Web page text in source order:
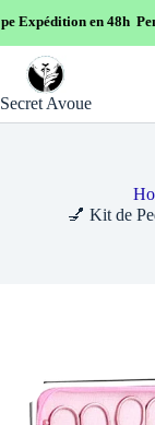
48h Pensé pour les
content
Secret Avoue
💅 Kit de